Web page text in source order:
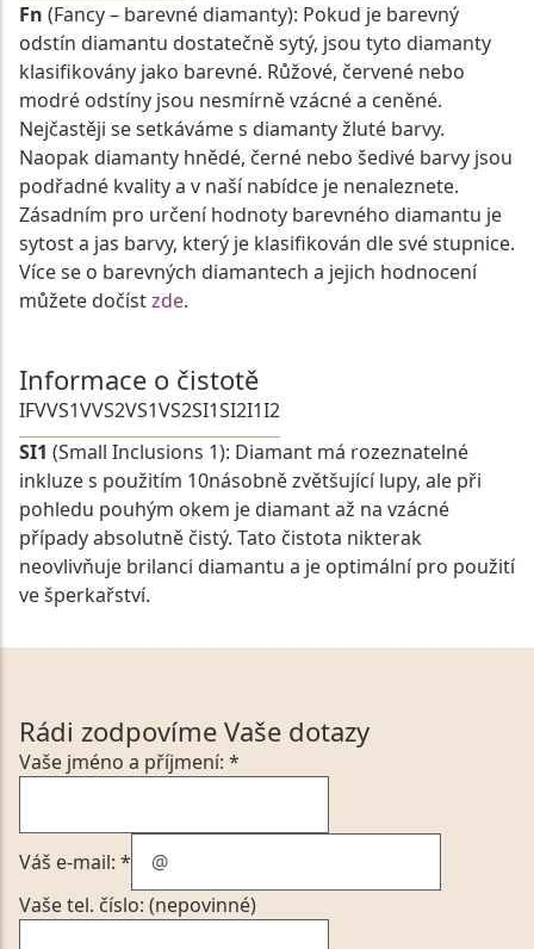
Fn (Fancy – barevné diamanty): Pokud je barevný
odstín diamantu dostatečně sytý, jsou tyto diamanty
klasifikovány jako barevné. Růžové, červené nebo
modré odstíny jsou nesmírně vzácné a ceněné.
Nejčastěji se setkáváme s diamanty žluté barvy.
Naopak diamanty hnědé, černé nebo šedivé barvy jsou
podřadné kvality a v naší nabídce je nenaleznete.
Zásadním pro určení hodnoty barevného diamantu je
sytost a jas barvy, který je klasifikován dle své stupnice.
Více se o barevných diamantech a jejich hodnocení
můžete dočístzde.
Informace o čistotě
IFVVS1VVS2VS1VS2SI1SI2I1I2
SI1 (Small Inclusions 1): Diamant má rozeznatelné
inkluze s použitím 10násobně zvětšující lupy, ale při
pohledu pouhým okem je diamant až na vzácné
případy absolutně čistý. Tato čistota nikterak
neovlivňuje brilanci diamantu a je optimální pro použití
ve šperkařství.
Rádi zodpovíme Vaše dotazy
Vaše jméno a příjmení: *
Váš e-mail: *
Vaše tel. číslo: (nepovinné)